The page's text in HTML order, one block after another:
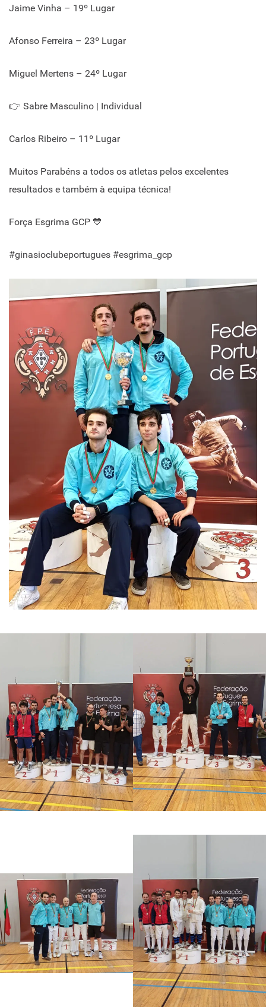
Jaime Vinha – 19º Lugar
Afonso Ferreira – 23º Lugar
Miguel Mertens – 24º Lugar
👉 Sabre Masculino | Individual
Carlos Ribeiro – 11º Lugar
Muitos Parabéns a todos os atletas pelos excelentes
resultados e também à equipa técnica!
Força Esgrima GCP 💙
#ginasioclubeportugues #esgrima_gcp